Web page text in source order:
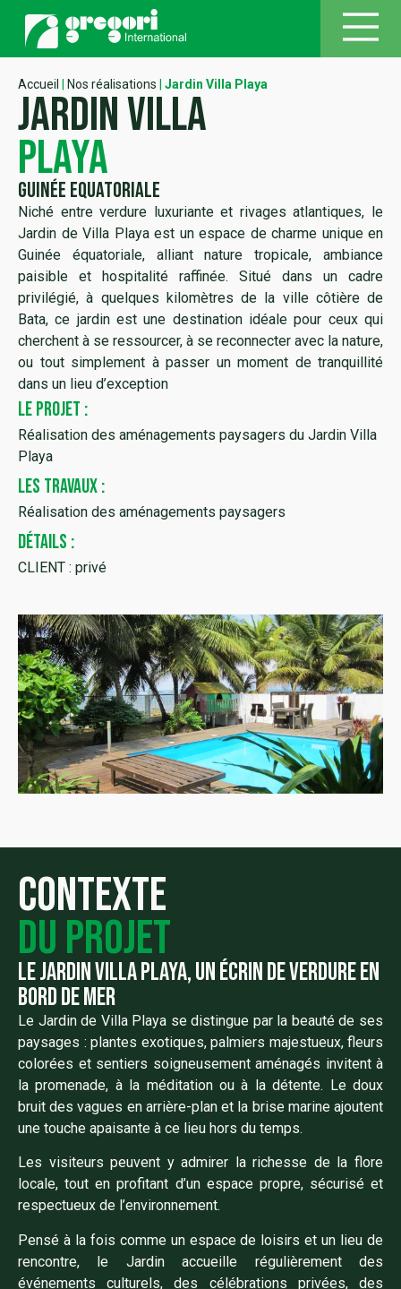
Accueil Nos réalisations Jardin Villa Playa
jardin villa
playa
Guinée Equatoriale
Niché entre verdure luxuriante et rivages atlantiques, le
Jardin de Villa Playa est un espace de charme unique en
Guinée équatoriale, alliant nature tropicale, ambiance
paisible et hospitalité raffinée. Situé dans un cadre
privilégié, à quelques kilomètres de la ville côtière de
Bata, ce jardin est une destination idéale pour ceux qui
cherchent à se ressourcer, à se reconnecter avec la nature,
ou tout simplement à passer un moment de tranquillité
dans un lieu d’exception
LE PROJET :
Réalisation des aménagements paysagers du Jardin Villa
Playa
LES TRAVAUX :
Réalisation des aménagements paysagers
DÉTAILS :
CLIENT : privé
Contexte
du projet
le jardin Villa Playa, Un Écrin de Verdure en
Bord de Mer
Le Jardin de Villa Playa se distingue par la beauté de ses
paysages : plantes exotiques, palmiers majestueux, fleurs
colorées et sentiers soigneusement aménagés invitent à
la promenade, à la méditation ou à la détente. Le doux
bruit des vagues en arrière-plan et la brise marine ajoutent
une touche apaisante à ce lieu hors du temps.
Les visiteurs peuvent y admirer la richesse de la flore
locale, tout en profitant d’un espace propre, sécurisé et
respectueux de l’environnement.
Pensé à la fois comme un espace de loisirs et un lieu de
rencontre, le Jardin accueille régulièrement des
événements culturels, des célébrations privées, des